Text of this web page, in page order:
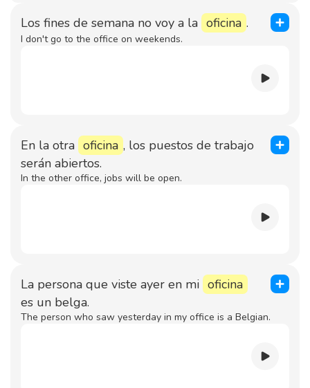
Los fines de semana no voy a la oficina .
I don't go to the office on weekends.
En la otra oficina , los puestos de trabajo
serán abiertos.
In the other office, jobs will be open.
La persona que viste ayer en mi oficina
es un belga.
The person who saw yesterday in my office is a Belgian.